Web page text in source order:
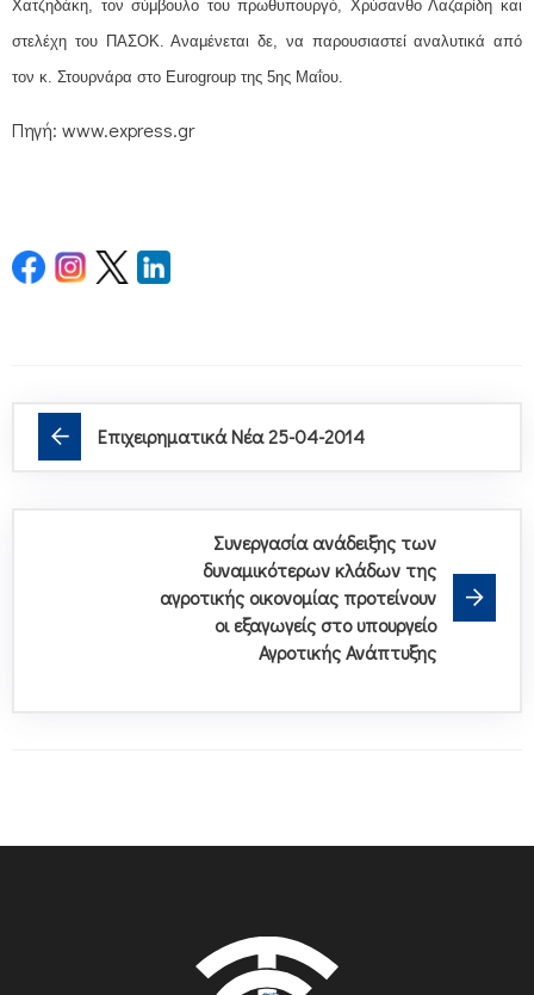
Χατζηδάκη, τον σύμβουλο του πρωθυπουργό, Χρύσανθο Λαζαρίδη και
στελέχη του ΠΑΣΟΚ. Αναμένεται δε, να παρουσιαστεί αναλυτικά από
τον κ. Στουρνάρα στο Eurogroup της 5ης Μαΐου.
Πηγή: www.express.gr
Επιχειρηματικά Νέα 25-04-2014
Συνεργασία ανάδειξης των
δυναμικότερων κλάδων της
αγροτικής οικονομίας προτείνουν
οι εξαγωγείς στο υπουργείο
Αγροτικής Ανάπτυξης